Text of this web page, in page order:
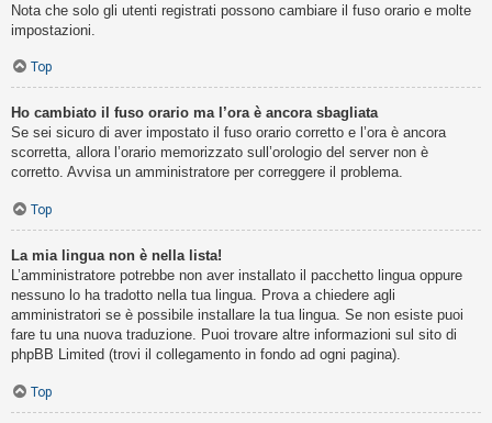
Nota che solo gli utenti registrati possono cambiare il fuso orario e molte
impostazioni.
Top
Ho cambiato il fuso orario ma l’ora è ancora sbagliata
Se sei sicuro di aver impostato il fuso orario corretto e l’ora è ancora
scorretta, allora l’orario memorizzato sull’orologio del server non è
corretto. Avvisa un amministratore per correggere il problema.
Top
La mia lingua non è nella lista!
L’amministratore potrebbe non aver installato il pacchetto lingua oppure
nessuno lo ha tradotto nella tua lingua. Prova a chiedere agli
amministratori se è possibile installare la tua lingua. Se non esiste puoi
fare tu una nuova traduzione. Puoi trovare altre informazioni sul sito di
phpBB Limited (trovi il collegamento in fondo ad ogni pagina).
Top